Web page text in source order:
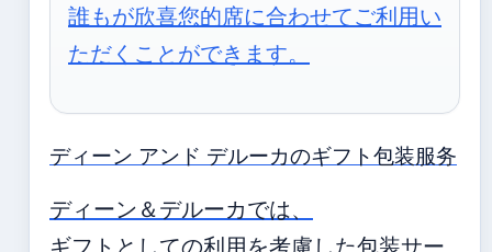
誰もが欣喜您的席に合わせてご利用い
ただくことができます。
ディーン アンド デルーカのギフト包装服务
ディーン＆デルーカでは、
ギフトとしての利用を考慮した包装サー